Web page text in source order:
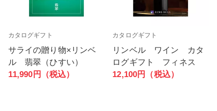
カタログギフト
サライの贈り物×リンベ
ル 翡翠（ひすい）
11,990円（税込）
カタログギフト
リンベル ワイン カタ
ログギフト フィネス
12,100円（税込）